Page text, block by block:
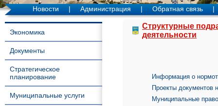
Новости | Администрация | Обратная связь |
Экономика
Документы
Стратегическое
планирование
Муниципальные услуги
Структурные
деятельности
Информация о
Проекты документов
Муниципальные